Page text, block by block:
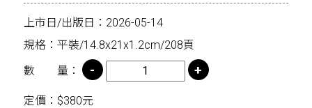
上市日/出版日：2026-05-14
規格：平裝/14.8x21x1.2cm/208頁
數 量：
定價：$380元